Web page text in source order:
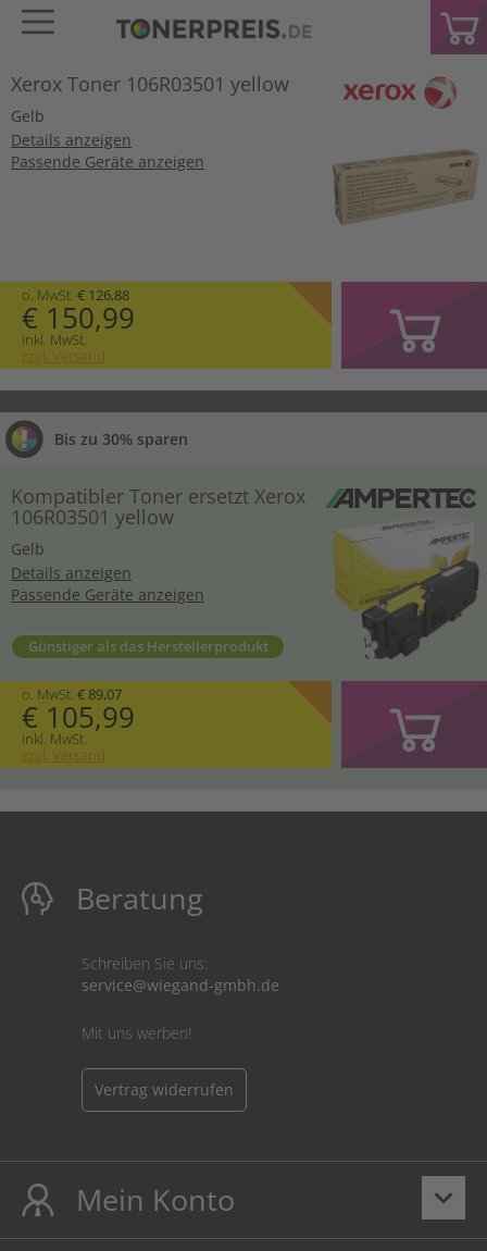
Xerox Toner 106R03501 yellow
Gelb
Details anzeigen
Passende Geräte anzeigen
o. MwSt. € 126,88
€ 150,99
inkl. MwSt.
zzgl. Versand
Bis zu 30% sparen
Kompatibler Toner ersetzt Xerox
106R03501 yellow
Gelb
Details anzeigen
Passende Geräte anzeigen
Günstiger als das Herstellerprodukt
o. MwSt. € 89,07
€ 105,99
inkl. MwSt.
zzgl. Versand
Beratung
Schreiben Sie uns:
service@wiegand-gmbh.de
Mit uns werben!
Vertrag widerrufen
keyboard_arrow_down
Mein Konto